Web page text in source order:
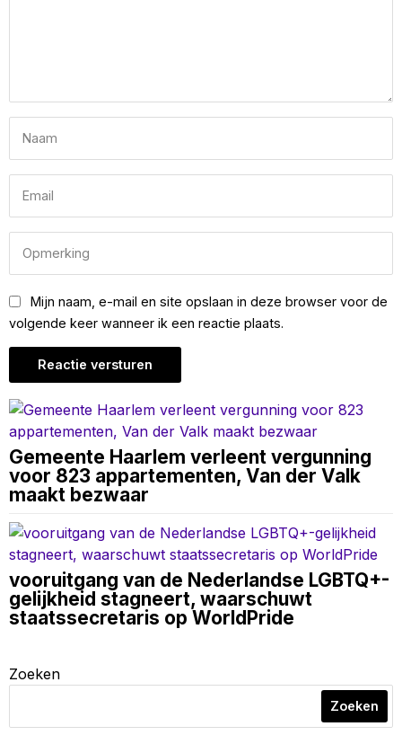
Mijn naam, e-mail en site opslaan in deze browser voor de
volgende keer wanneer ik een reactie plaats.
Gemeente Haarlem verleent vergunning
voor 823 appartementen, Van der Valk
maakt bezwaar
vooruitgang van de Nederlandse LGBTQ+-
gelijkheid stagneert, waarschuwt
staatssecretaris op WorldPride
Zoeken
Zoeken